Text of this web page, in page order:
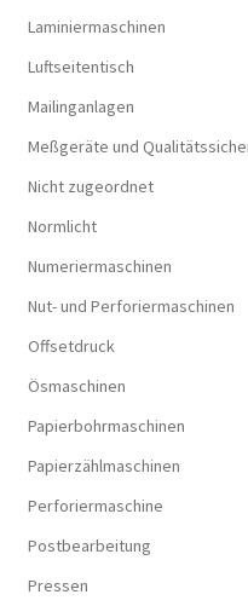
Laminiermaschinen
Luftseitentisch
Mailinganlagen
Meßgeräte und
Nicht zugeordnet
Normlicht
Numeriermaschinen
Nut- und Perforiermaschinen
Offsetdruck
Ösmaschinen
Papierbohrmaschinen
Papierzählmaschinen
Perforiermaschine
Postbearbeitung
Pressen